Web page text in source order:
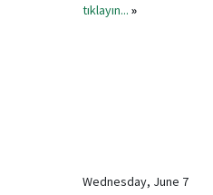
tıklayın... »
Wednesday, June 7